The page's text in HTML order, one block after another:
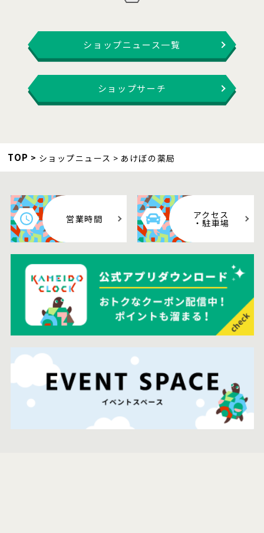
ショップニュース一覧
ショップサーチ
TOP ショップニュース あけぼの薬局
営業時間 アクセス
・駐車場